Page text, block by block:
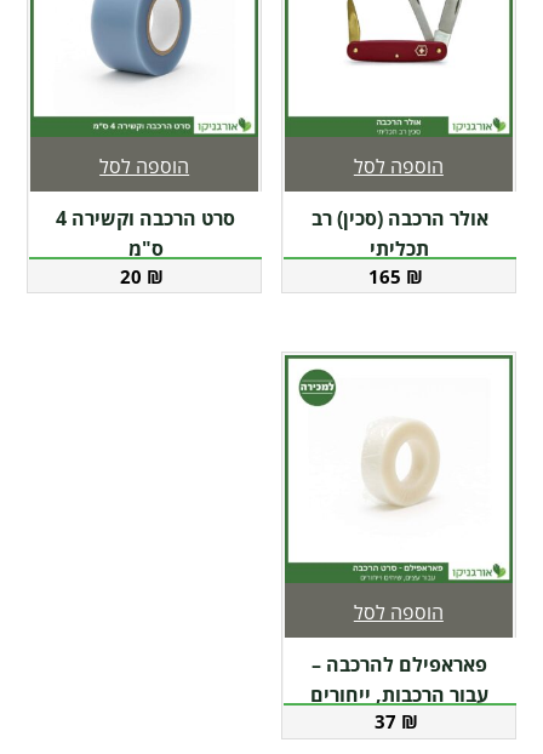
אולר הרכבה (סכין) רב
תכליתי
165 ₪
הוספה לסל
סרט הרכבה וקשירה 4
ס"מ
20 ₪
הוספה לסל
פאראפילם להרכבה –
עבור הרכבות, ייחורים
37 ₪
הוספה לסל